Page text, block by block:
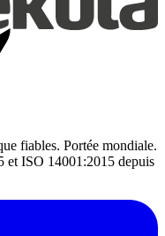
fiables. Portée mondiale.
ISO 14001:2015 depuis